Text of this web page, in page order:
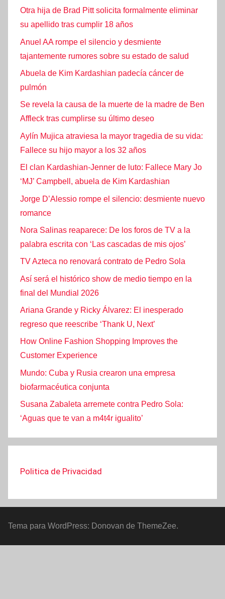
Otra hija de Brad Pitt solicita formalmente eliminar
su apellido tras cumplir 18 años
Anuel AA rompe el silencio y desmiente
tajantemente rumores sobre su estado de salud
Abuela de Kim Kardashian padecía cáncer de
pulmón
Se revela la causa de la muerte de la madre de Ben
Affleck tras cumplirse su último deseo
Aylín Mujica atraviesa la mayor tragedia de su vida:
Fallece su hijo mayor a los 32 años
El clan Kardashian-Jenner de luto: Fallece Mary Jo
‘MJ’ Campbell, abuela de Kim Kardashian
Jorge D’Alessio rompe el silencio: desmiente nuevo
romance
Nora Salinas reaparece: De los foros de TV a la
palabra escrita con ‘Las cascadas de mis ojos’
TV Azteca no renovará contrato de Pedro Sola
Así será el histórico show de medio tiempo en la
final del Mundial 2026
Ariana Grande y Ricky Álvarez: El inesperado
regreso que reescribe ‘Thank U, Next’
How Online Fashion Shopping Improves the
Customer Experience
Mundo: Cuba y Rusia crearon una empresa
biofarmacéutica conjunta
Susana Zabaleta arremete contra Pedro Sola:
‘Aguas que te van a m4t4r igualito’
Politica de Privacidad
Tema para WordPress: Donovan de ThemeZee.